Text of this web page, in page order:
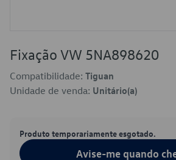
Fixação VW 5NA898620
Compatibilidade: Tiguan
Unidade de venda: Unitário(a)
Produto temporariamente esgotado.
Avise-me quando